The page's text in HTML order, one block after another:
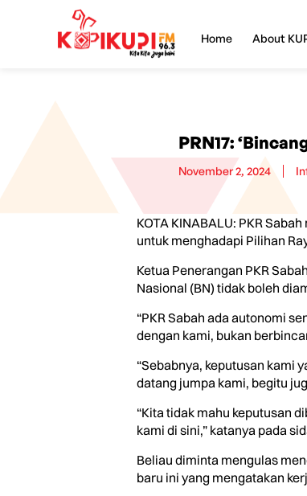
Home About
PRN17:
November 2, 2024
KOTA KINABALU: PKR
untuk menghadapi Pilihan
Ketua Penerangan PKR
Nasional (BN) tidak boleh
“PKR Sabah ada autonomi
dengan kami, bukan
“Sebabnya, keputusan kami
datang jumpa kami, begitu
“Kita tidak mahu keputusan
kami di sini,” katanya pada
Beliau diminta mengulas
baru ini yang mengatakan